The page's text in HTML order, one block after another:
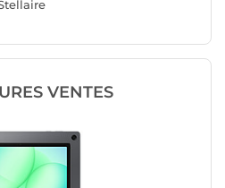
VENTES